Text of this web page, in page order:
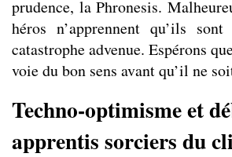
prudence, la Phronesis.
héros n’apprennent qu’ils
catastrophe advenue. Espérons
voie du bon sens avant qu’il ne
Techno-optimisme et
apprentis sorciers du